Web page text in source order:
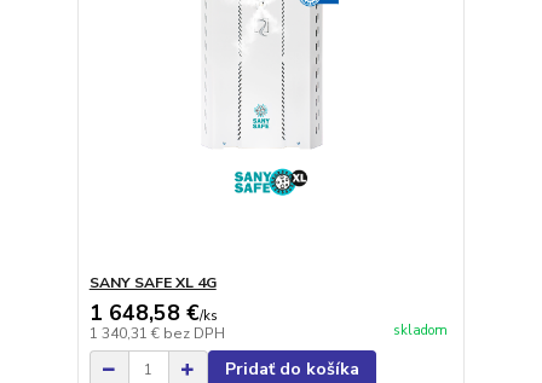
SANY SAFE XL 4G
1 648,58 €/ks
1 340,31 € bez DPH skladom
Pridať do košíka